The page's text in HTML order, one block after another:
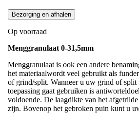
Bezorging en afhalen
Op voorraad
Menggranulaat 0-31,5mm
Menggranulaat is ook een andere
het materiaalwordt veel gebruikt als
of grind/split. Wanneer u uw grind of split
toepassing gaat gebruiken is
voldoende. De laagdikte van het
zijn. Bovenop het gebroken puin kunt u